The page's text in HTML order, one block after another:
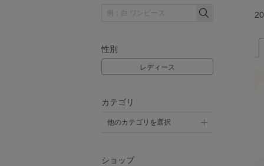
20
性別
レディース
カテゴリ
他のカテゴリを選択
ショップ